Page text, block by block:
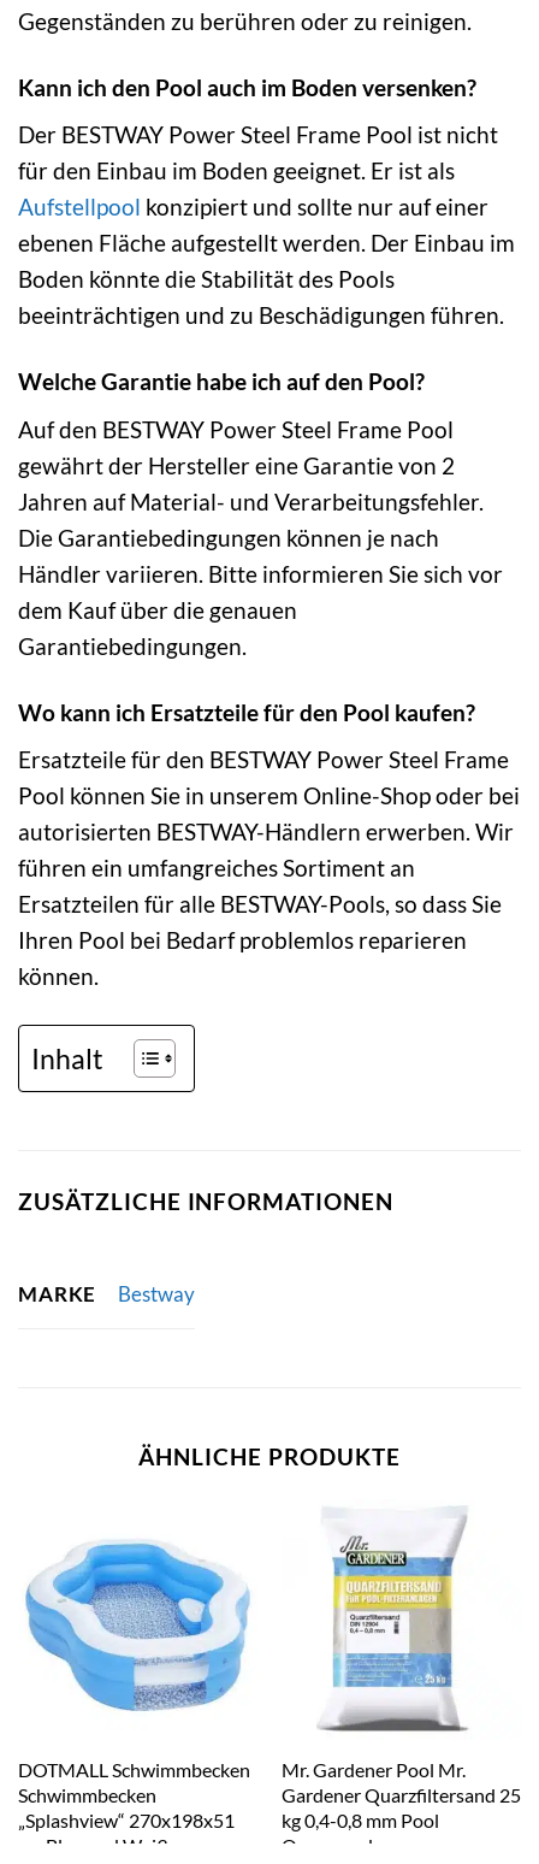
Gegenständen zu berühren oder zu reinigen.
Kann ich den Pool auch im Boden versenken?
Der BESTWAY Power Steel Frame Pool ist nicht
für den Einbau im Boden geeignet. Er ist als
Aufstellpool konzipiert und sollte nur auf einer
ebenen Fläche aufgestellt werden. Der Einbau im
Boden könnte die Stabilität des Pools
beeinträchtigen und zu Beschädigungen führen.
Welche Garantie habe ich auf den Pool?
Auf den BESTWAY Power Steel Frame Pool
gewährt der Hersteller eine Garantie von 2
Jahren auf Material- und Verarbeitungsfehler.
Die Garantiebedingungen können je nach
Händler variieren. Bitte informieren Sie sich vor
dem Kauf über die genauen
Garantiebedingungen.
Wo kann ich Ersatzteile für den Pool kaufen?
Ersatzteile für den BESTWAY Power Steel Frame
Pool können Sie in unserem Online-Shop oder bei
autorisierten BESTWAY-Händlern erwerben. Wir
führen ein umfangreiches Sortiment an
Ersatzteilen für alle BESTWAY-Pools, so dass Sie
Ihren Pool bei Bedarf problemlos reparieren
können.
Inhalt
ZUSÄTZLICHE INFORMATIONEN
MARKE Bestway
ÄHNLICHE PRODUKTE
DOTMALL Schwimmbecken
Schwimmbecken
„Splashview“ 270x198x51
cm Blau und Weiß
Mr. Gardener Pool Mr.
Gardener Quarzfiltersand 25
kg 0,4-0,8 mm Pool
Quarzsand